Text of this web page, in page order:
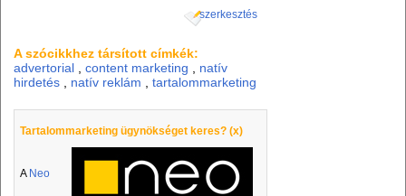
szerkesztés
A szócikkhez társított címkék:
advertorial ,content marketing
natív
hirdetés
natív reklám ,tartalommarketing
Tartalommarketing ügynökséget keres? (x)
A Neo